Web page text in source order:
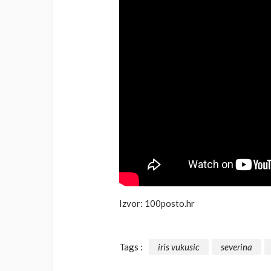
Izvor: 100posto.hr
Tags : iris vukusic severina